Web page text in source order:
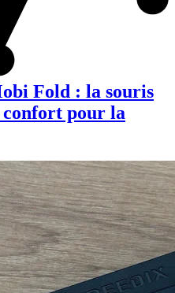
Fold : la souris
pour la